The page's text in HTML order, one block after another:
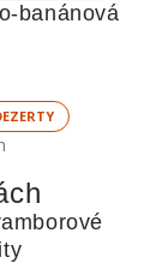
banánová